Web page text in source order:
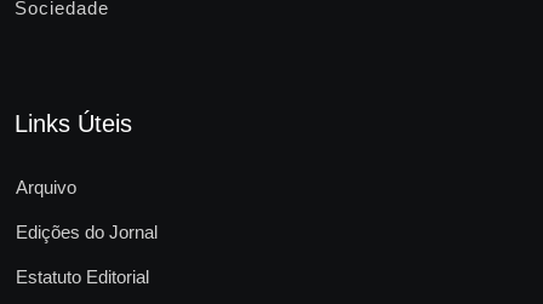
Sociedade
Links Úteis
Arquivo
Edições do Jornal
Estatuto Editorial